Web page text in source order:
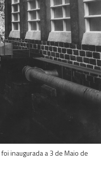
inaugurada a 3 de Maio de